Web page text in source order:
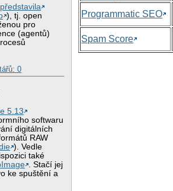
představila
), tj. open
pro
(agentů)
0
5.13
softwaru
digitálních
RAW
). Vedle
také
. Stačí jej
ke spuštění a
Programmatic SEO
Spam Score